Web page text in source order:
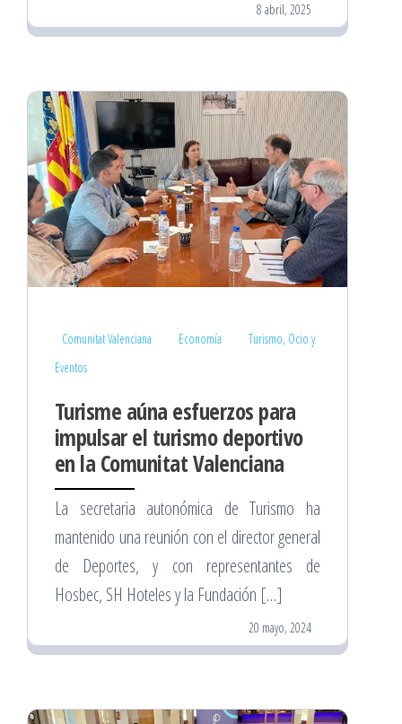
8 abril, 2025
Comunitat Valenciana Economía
Turismo, Ocio y
Eventos
Turisme aúna esfuerzos para
impulsar el turismo deportivo
en la Comunitat Valenciana
La secretaria autonómica de Turismo ha
mantenido una reunión con el director general
de Deportes, y con representantes de
Hosbec, SH Hoteles y la Fundación […]
20 mayo, 2024